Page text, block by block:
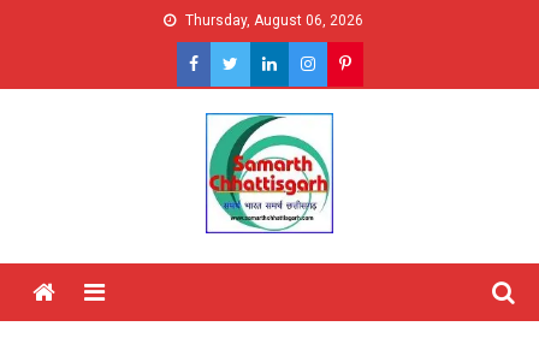
Thursday, August 06, 2026
Menu